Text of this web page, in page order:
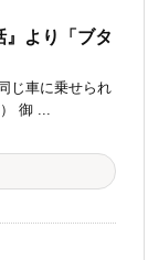
より「ブタ
じ車に乗せられ
御 ...